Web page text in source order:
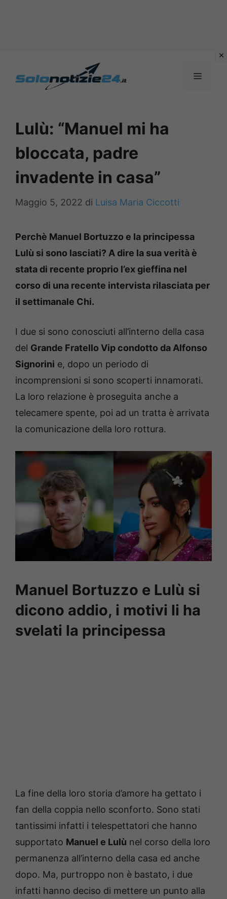
MENU
Lulù: “Manuel mi ha
bloccata, padre
invadente in casa”
Maggio 5, 2022 di Luisa Maria Ciccotti
Perchè Manuel Bortuzzo e la principessa
Lulù si sono lasciati? A dire la sua verità è
stata di recente proprio l’ex gieffina nel
corso di una recente intervista rilasciata per
il settimanale Chi.
I due si sono conosciuti all’interno della casa
del Grande Fratello Vip condotto da Alfonso
Signorini e, dopo un periodo di
incomprensioni si sono scoperti innamorati.
La loro relazione è proseguita anche a
telecamere spente, poi ad un tratta è arrivata
la comunicazione della loro rottura.
Manuel Bortuzzo e Lulù si
dicono addio, i motivi li ha
svelati la principessa
La fine della loro storia d’amore ha gettato i
fan della coppia nello sconforto. Sono stati
tantissimi infatti i telespettatori che hanno
supportato Manuel e Lulù nel corso della loro
permanenza all’interno della casa ed anche
dopo. Ma, purtroppo non è bastato, i due
infatti hanno deciso di mettere un punto alla